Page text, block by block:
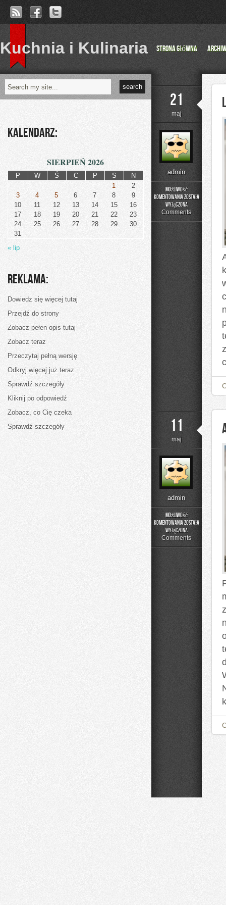
Kuchnia i Kulinaria Strona główna
21
maj
admin
Możliwość
komentowania
Laboratorium
została
wyłączona
Comments
11
maj
admin
Możliwość
komentowania
Aktualności
Wydarzenia
została
wyłączona
Comments
Kalendarz:
SIERPIEŃ 2026
P W Ś C P S
N
1
2
3
4 5 6 7 8
9
10
11 12 13 14 15
16
17
18 19 20 21 22
23
24
25 26 27 28 29
30
31
« lip
Reklama:
Dowiedz się więcej tutaj
Przejdź do strony
Zobacz pełen opis tutaj
Zobacz teraz
Przeczytaj pełną wersję
Odkryj więcej już teraz
Sprawdź szczegóły
Kliknij po odpowiedź
Zobacz, co Cię czeka
Sprawdź szczegóły